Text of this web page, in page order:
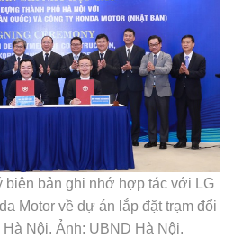
biên bản ghi nhớ hợp tác với LG
Motor về dự án lắp đặt trạm đổi
Nội. Ảnh: UBND Hà Nội.